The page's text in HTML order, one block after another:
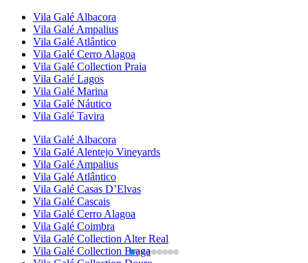
Vila Galé Albacora
Vila Galé Ampalius
Vila Galé Atlântico
Vila Galé Cerro Alagoa
Vila Galé Collection Praia
Vila Galé Lagos
Vila Galé Marina
Vila Galé Náutico
Vila Galé Tavira
Vila Galé Albacora
Vila Galé Alentejo Vineyards
Vila Galé Ampalius
Vila Galé Atlântico
Vila Galé Casas D’Elvas
Vila Galé Cascais
Vila Galé Cerro Alagoa
Vila Galé Coimbra
Vila Galé Collection Alter Real
Vila Galé Collection Braga